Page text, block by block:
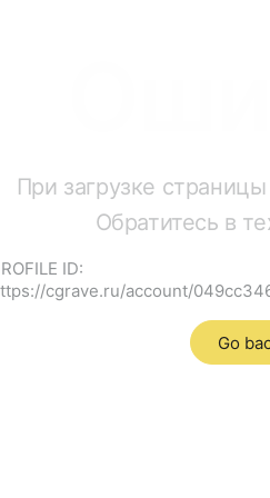
При загрузке
Обратитесь в
ID:
cgrave.ru/account/
Go